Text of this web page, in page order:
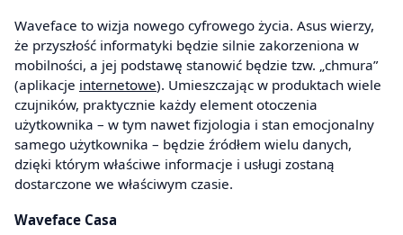
Waveface to wizja nowego cyfrowego życia. Asus wierzy,
że przyszłość informatyki będzie silnie zakorzeniona w
mobilności, a jej podstawę stanowić będzie tzw. „chmura”
(aplikacje internetowe). Umieszczając w produktach wiele
czujników, praktycznie każdy element otoczenia
użytkownika – w tym nawet fizjologia i stan emocjonalny
samego użytkownika – będzie źródłem wielu danych,
dzięki którym właściwe informacje i usługi zostaną
dostarczone we właściwym czasie.
Waveface Casa